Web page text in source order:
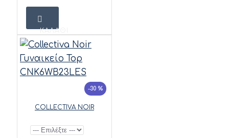
ΚΑΛΆΘΙ
-30 %
COLLECTIVA NOIR